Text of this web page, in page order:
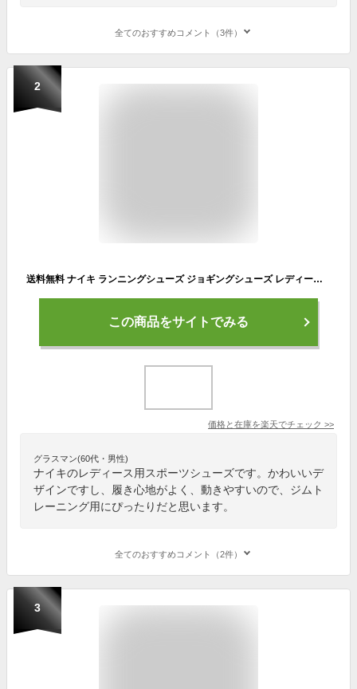
全てのおすすめコメント（3件）
2
送料無料 ナイキ ランニングシューズ ジョギングシューズ レディース NIKE WMNS リニュー ライド 3 スポーツシューズ ジョギング トレーニング ウォーキング ジム 女性用 運動靴 スニーカー くつ/DC8184-300
この商品をサイトでみる
価格と在庫を楽天でチェック >>
グラスマン(60代・男性)
ナイキのレディース用スポーツシューズです。かわいいデ
ザインですし、履き心地がよく、動きやすいので、ジムト
レーニング用にぴったりだと思います。
全てのおすすめコメント（2件）
3